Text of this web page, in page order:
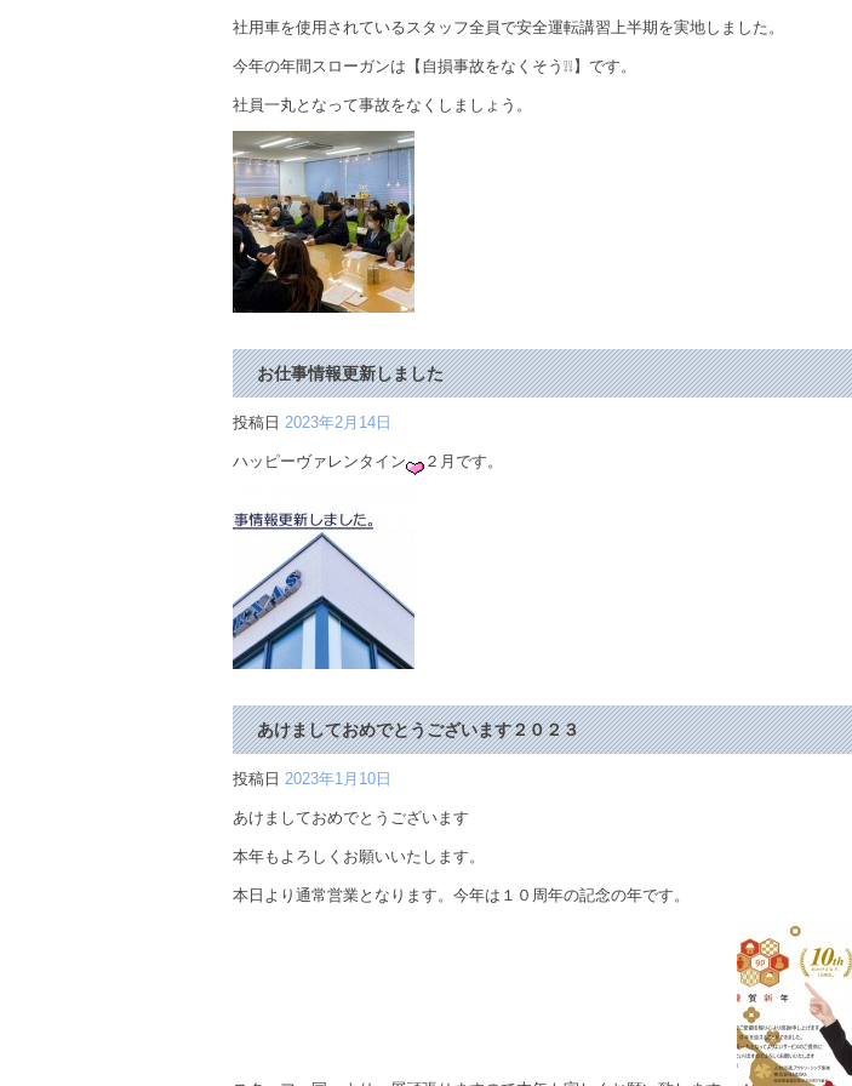
社用車を使用されているスタッフ全員で安全運転講習上半期を実地しました。
今年の年間スローガンは【自損事故をなくそう❕❕】です。
社員一丸となって事故をなくしましょう。
お仕事情報更新しました
投稿日 2023年2月14日
ハッピーヴァレンタイン ２月です。
あけましておめでとうございます２０２３
投稿日 2023年1月10日
あけましておめでとうございます
本年もよろしくお願いいたします。
本日より通常営業となります。今年は１０周年の記念の年です。